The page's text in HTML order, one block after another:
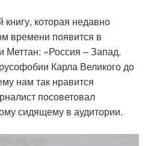
книгу, которая недавно
времени появится в
Меттан: «Россия – Запад.
Карла Великого до
нам так нравится
посоветовал
сидящему в аудитории.